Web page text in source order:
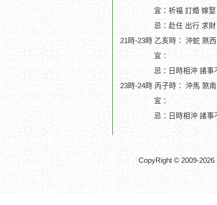
宜：祈福 訂婚 嫁
忌：赴任 出行 求財
21時-23時 乙亥時： 沖蛇 煞
宜：
忌：日時相沖 諸事
23時-24時 丙子時： 沖馬 煞
宜：
忌：日時相沖 諸事
CopyRight © 2009-2026